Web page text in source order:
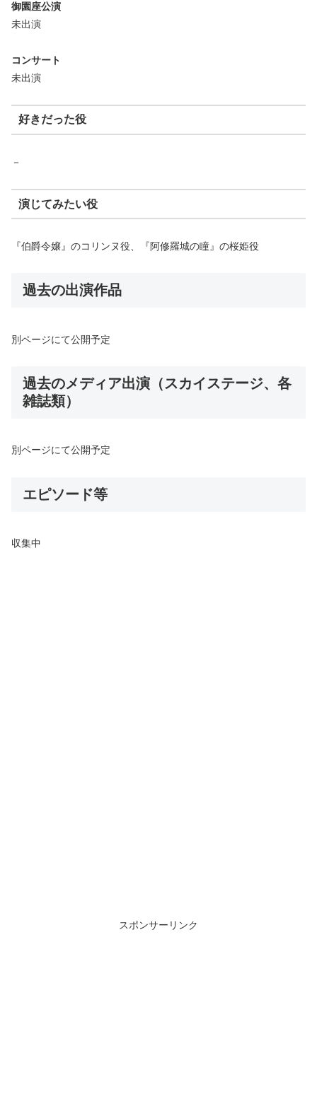
御園座公演
未出演
コンサート
未出演
好きだった役
－
演じてみたい役
『伯爵令嬢』のコリンヌ役、『阿修羅城の瞳』の桜姫役
過去の出演作品
別ページにて公開予定
過去のメディア出演（スカイステージ、各
雑誌類）
別ページにて公開予定
エピソード等
収集中
スポンサーリンク